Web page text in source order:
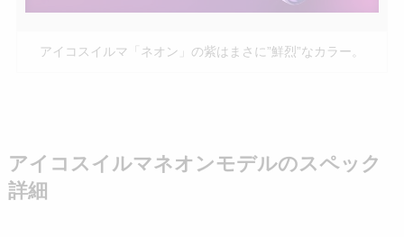
アイコスイルマ「ネオン」の紫はまさに”鮮烈”なカラー。
アイコスイルマネオンモデルのスペック
詳細